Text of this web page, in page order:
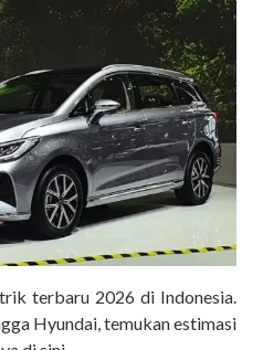
terbaru 2026 di Indonesia.
Hyundai, temukan estimasi